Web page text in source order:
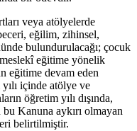
veya atölyelerde
eğilim, zihinsel,
bulundurulacağı; çocuk
meslekî eğitime yönelik
eğitime devam eden
içinde atölye ve
öğretim yılı dışında,
Kanuna aykırı olmayan
belirtilmiştir.